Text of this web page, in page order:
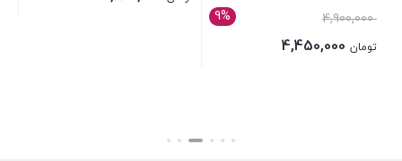
9% 4,900,000
قیمت
اصلی:
تومان